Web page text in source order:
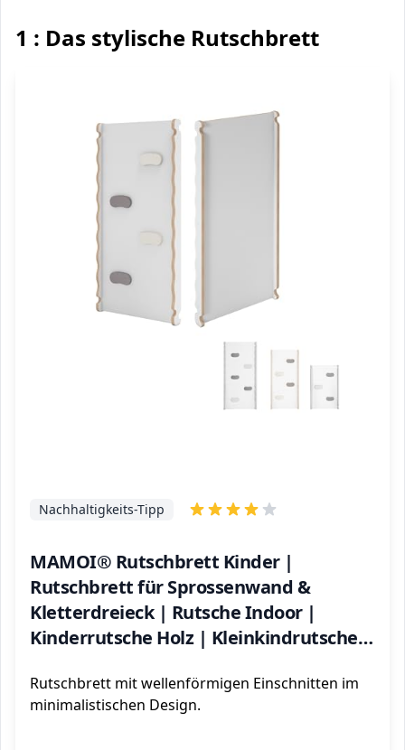
1 : Das stylische Rutschbrett
MAMOI® Rutschbrett Kinder |
Rutschbrett für Sprossenwand &
Kletterdreieck | Rutsche Indoor |
Kinderrutsche Holz | Kleinkindrutsche |
EU
Nachhaltigkeits-Tipp
Rutschbrett mit wellenförmigen Einschnitten im
minimalistischen Design.